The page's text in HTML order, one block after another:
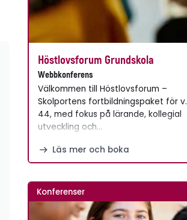
Höstlovsforum Grundskola
Webbkonferens
Välkommen till Höstlovsforum –
Skolportens fortbildningspaket för v.
44, med fokus på lärande, kollegial
utveckling och…
Läs mer och boka
Konferenser